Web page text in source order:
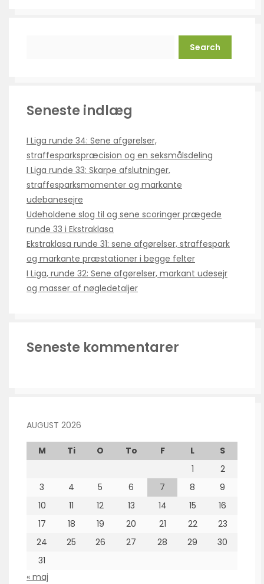
Seneste indlæg
I Liga runde 34: Sene afgørelser,
straffesparkspræcision og en seksmålsdeling
I Liga runde 33: Skarpe afslutninger,
straffesparksmomenter og markante
udebanesejre
Udeholdene slog til og sene scoringer prægede
runde 33 i Ekstraklasa
Ekstraklasa runde 31: sene afgørelser, straffespark
og markante præstationer i begge felter
I Liga, runde 32: Sene afgørelser, markant udesejr
og masser af nøgledetaljer
Seneste kommentarer
AUGUST 2026
M Ti O To F L
S
1
2
3
4 5 6 7 8
9
10
11 12 13 14 15
16
17
18 19 20 21 22
23
24
25 26 27 28 29
30
31
« maj